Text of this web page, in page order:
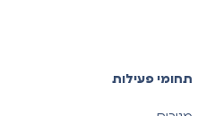
תחומי פעילות